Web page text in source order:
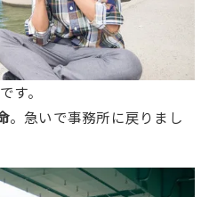
す。
。急いで事務所に戻りまし